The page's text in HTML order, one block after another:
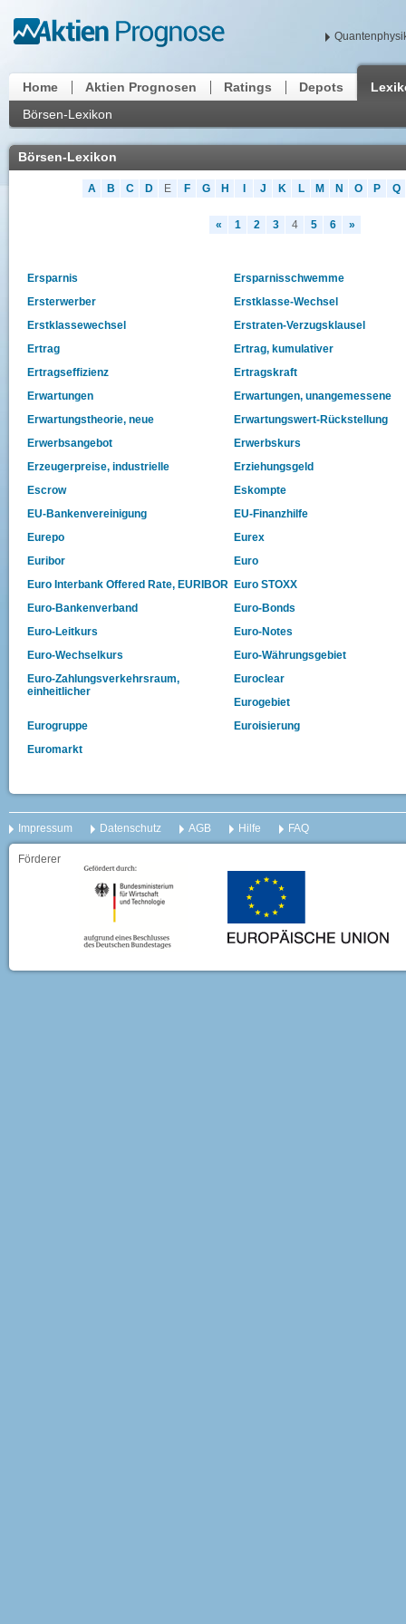
Home Aktien Prognosen Ratings Depots
Börsen-Lexikon
Börsen-Lexikon
A B C D E F G H J K L M N O P Q
« 1 2 3 4 5 6 »
Ersparnis
Ersparnisschwemme
Ersterwerber
Erstklasse-Wechsel
Erstklassewechsel
Erstraten-Verzugsklausel
Ertrag
Ertrag, kumulativer
Ertragseffizienz
Ertragskraft
Erwartungen
Erwartungen, unangemessene
Erwartungstheorie, neue
Erwartungswert-Rückstellung
Erwerbsangebot
Erwerbskurs
Erzeugerpreise, industrielle
Erziehungsgeld
Escrow
Eskompte
EU-Bankenvereinigung
EU-Finanzhilfe
Eurepo
Eurex
Euribor
Euro
Euro Interbank Offered Rate, EURIBOR Euro STOXX
Euro-Bankenverband
Euro-Bonds
Euro-Leitkurs
Euro-Notes
Euro-Wechselkurs
Euro-Währungsgebiet
Euro-Zahlungsverkehrsraum,
einheitlicher
Euroclear
Eurogebiet
Eurogruppe
Euroisierung
Euromarkt
Impressum Datenschutz AGB Hilfe FAQ
Förderer